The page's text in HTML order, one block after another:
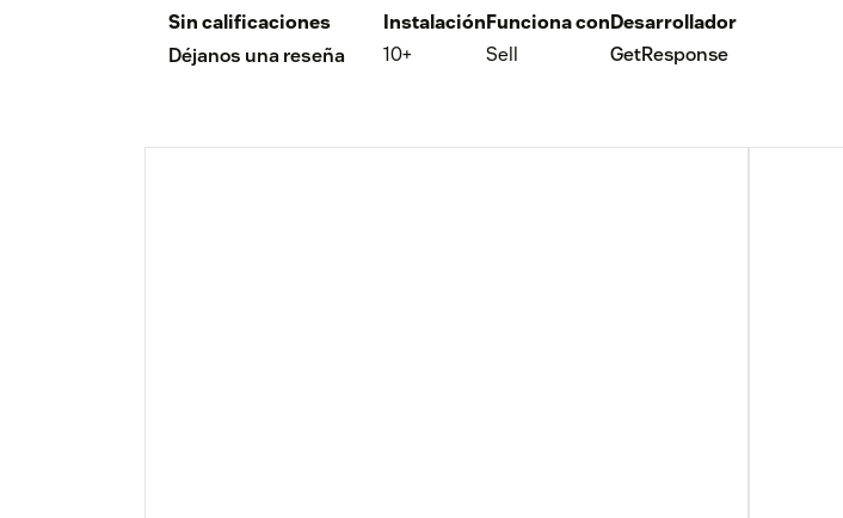
Sin calificaciones
Déjanos una reseña
Instalación
10+
Funciona con
Sell
Desarrollador
GetResponse